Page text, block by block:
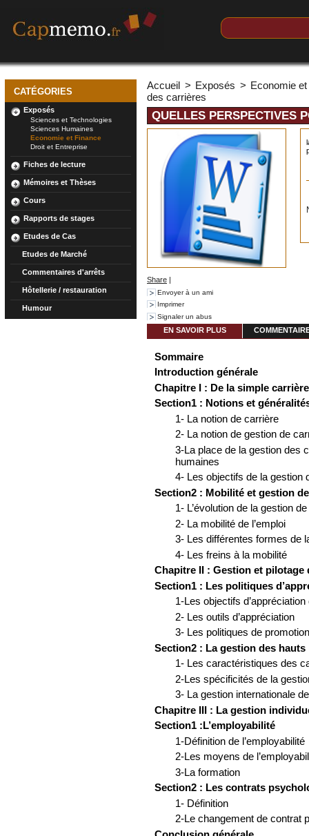
CATÉGORIES
Exposés
Sciences et Technologies
Sciences Humaines
Economie et Finance
Droit et Entreprise
Fiches de lecture
Mémoires et Thèses
Cours
Rapports de stages
Etudes de Cas
Etudes de Marché
Commentaires d'arrêts
Hôtellerie / restauration
Humour
Accueil > Exposés > Economie
des carrières
QUELLES PERSPECTIVES
Share |
Envoyer à un ami
Imprimer
Signaler un abus
EN SAVOIR PLUS
Sommaire
Introduction générale
Chapitre I : De la simple
Section1 : Notions et
1- La notion de carrière
2- La notion de gestion de
3-La place de la gestion des
humaines
4- Les objectifs de la gestion
Section2 : Mobilité et gestion
1- L’évolution de la gestion
2- La mobilité de l’emploi
3- Les différentes formes de
4- Les freins à la mobilité
Chapitre II : Gestion et
Section1 : Les politiques
1-Les objectifs
2- Les outils d’appréciation
3- Les politiques de
Section2 : La gestion des
1- Les caractéristiques des
2-Les spécificités de la
3- La gestion internationale
Chapitre III : La gestion
Section1 :L’employabilité
1-Définition de l’employabilité
2-Les moyens de
3-La formation
Section2 : Les contrats
1- Définition
2-Le changement de contrat